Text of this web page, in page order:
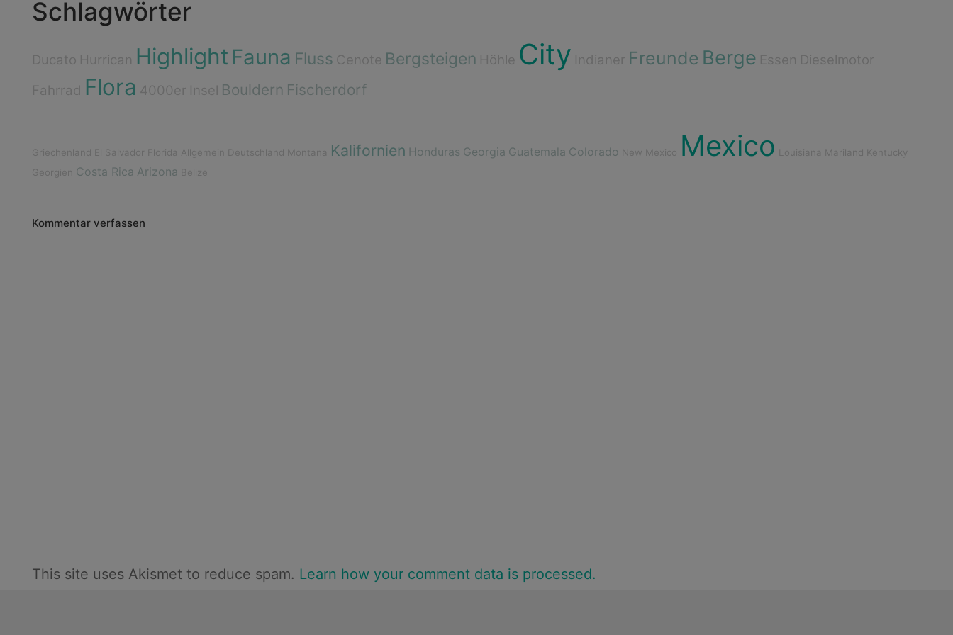
Schlagwörter
Ducato Hurrican Highlight Fauna Fluss Cenote Bergsteigen Höhle City Indianer Freunde Berge Essen Dieselmotor
Fahrrad Flora 4000er Insel Bouldern Fischerdorf
Griechenland El Salvador Florida Allgemein Deutschland Montana Kalifornien Honduras Georgia Guatemala Colorado New Mexico Mexico Louisiana Mariland Kentucky
Georgien Costa Rica Arizona Belize
Kommentar verfassen
This site uses Akismet to reduce spam. Learn how your comment data is processed.